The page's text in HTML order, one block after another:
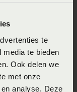
te
te bieden
Ook delen we
met onze
analyse. Deze
dat je ruim twee
melatonine,